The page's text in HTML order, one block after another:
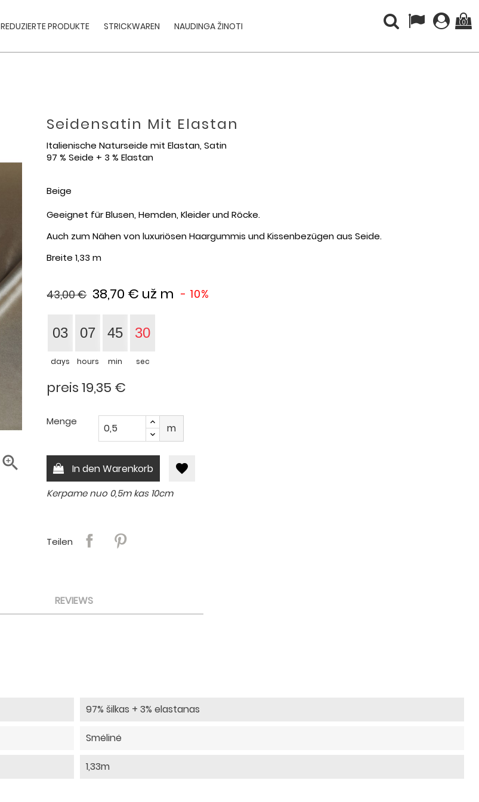
REDUZIERTE PRODUKTE STRICKWAREN NAUDINGA ŽINOTI (0)

Seidensatin Mit Elastan
Italienische Naturseide mit Elastan, Satin
97 % Seide + 3 % Elastan
Beige
Geeignet für Blusen, Hemden, Kleider und Röcke.
Auch zum Nähen von luxuriösen Haargummis und Kissenbezügen aus Seide.
Breite 1,33 m
38,70 € už m - 10%
43,00 €
03
days
07
hours
45
min
29
sec
preis 19,35 €
Menge
m
In den Warenkorb favorite
Kerpame nuo 0,5m kas 10cm
Teilen
REVIEWS
97% šilkas + 3% elastanas
Smėlinė
1,33m